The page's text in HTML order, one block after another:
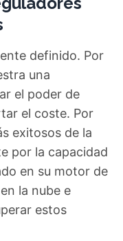
definido. Por
una
el poder de
el coste. Por
exitosos de la
por la capacidad
en su motor de
la nube e
estos